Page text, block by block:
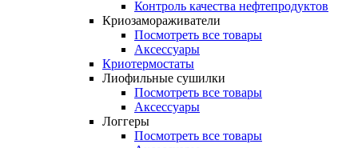
Контроль качества нефтепродуктов
Криозамораживатели
Посмотреть все товары
Аксессуары
Криотермостаты
Лиофильные сушилки
Посмотреть все товары
Аксессуары
Логгеры
Посмотреть все товары